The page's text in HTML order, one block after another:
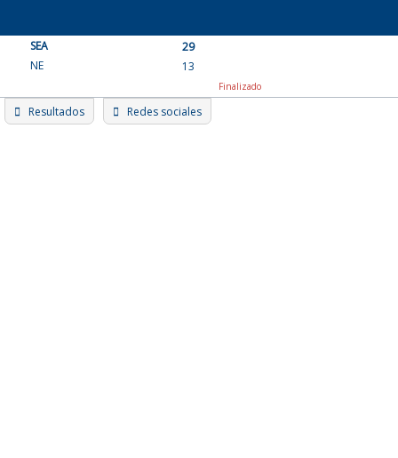
content
SEA
29
NE
13
Finalizado
Resultados Redes sociales